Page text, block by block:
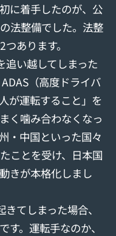
に着手したのが、公
法整備でした。法整
あります。
追い越してしまった
（高度ドライバ
が運転すること」を
く噛み合わなくなっ
・中国といった国々
ことを受け、日本国
きが本格化しまし
てしまった場合、
。運転手なのか、